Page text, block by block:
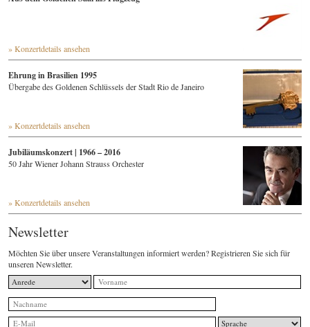
» Konzertdetails ansehen
Ehrung in Brasilien 1995
Übergabe des Goldenen Schlüssels der Stadt Rio de Janeiro
» Konzertdetails ansehen
Jubiläumskonzert | 1966 – 2016
50 Jahr Wiener Johann Strauss Orchester
» Konzertdetails ansehen
Newsletter
Möchten Sie über unsere Veranstaltungen informiert werden? Registrieren Sie sich für
unseren Newsletter.